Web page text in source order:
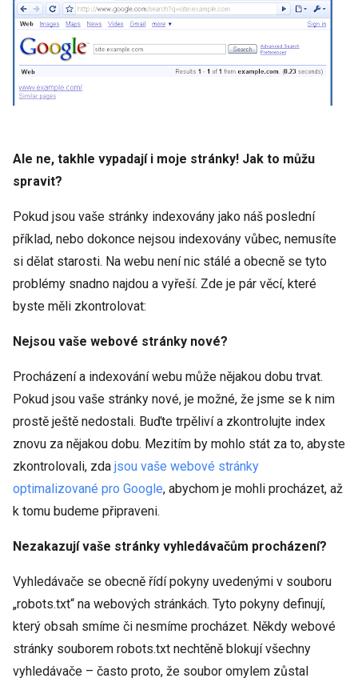
Ale ne, takhle vypadají i moje stránky! Jak to můžu
spravit?
Pokud jsou vaše stránky indexovány jako náš poslední
příklad, nebo dokonce nejsou indexovány vůbec, nemusíte
si dělat starosti. Na webu není nic stálé a obecně se tyto
problémy snadno najdou a vyřeší. Zde je pár věcí, které
byste měli zkontrolovat:
Nejsou vaše webové stránky nové?
Procházení a indexování webu může nějakou dobu trvat.
Pokud jsou vaše stránky nové, je možné, že jsme se k nim
prostě ještě nedostali. Buďte trpěliví a zkontrolujte index
znovu za nějakou dobu. Mezitím by mohlo stát za to, abyste
zkontrolovali, zda jsou vaše webové stránky
optimalizované pro Google, abychom je mohli procházet, až
k tomu budeme připraveni.
Nezakazují vaše stránky vyhledávačům procházení?
Vyhledávače se obecně řídí pokyny uvedenými v souboru
„robots.txt“ na webových stránkách. Tyto pokyny definují,
který obsah smíme či nesmíme procházet. Někdy webové
stránky souborem robots.txt nechtěně blokují všechny
vyhledávače – často proto, že soubor omylem zůstal